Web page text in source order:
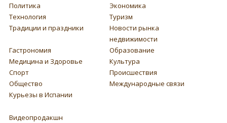
Политика
Экономика
Технология
Туризм
Традиции и праздники
Новости рынка
недвижимости
Гастрономия
Образование
Медицина и Здоровье
Культура
Спорт
Происшествия
Общество
Международные связи
Курьезы в Испании
Видеопродакшн